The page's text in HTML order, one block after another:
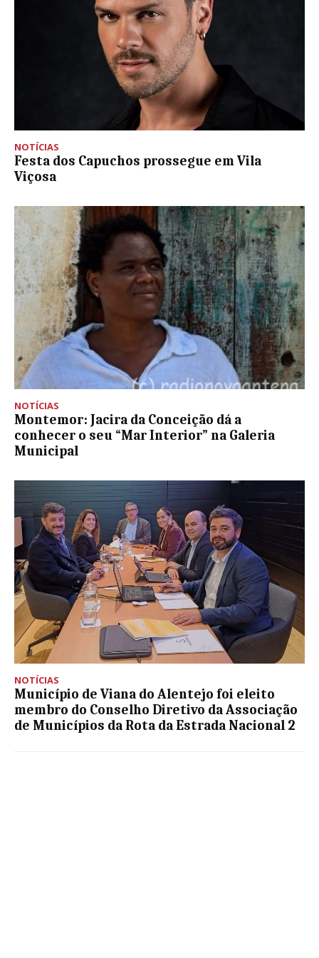
NOTÍCIAS
Festa dos Capuchos prossegue em Vila
Viçosa
NOTÍCIAS
Montemor: Jacira da Conceição dá a
conhecer o seu “Mar Interior” na Galeria
Municipal
NOTÍCIAS
Município de Viana do Alentejo foi eleito
membro do Conselho Diretivo da Associação
de Municípios da Rota da Estrada Nacional 2